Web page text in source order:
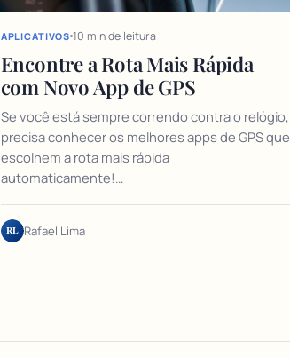
APLICATIVOS 10 min de leitura
Encontre a Rota Mais Rápida
com Novo App de GPS
Se você está sempre correndo contra o relógio,
precisa conhecer os melhores apps de GPS que
escolhem a rota mais rápida
automaticamente!…
RL Rafael Lima